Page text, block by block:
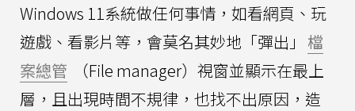
Windows 11系統做任何事情，如看網頁、玩
遊戲、看影片等，會莫名其妙地「彈出」 檔
案總管
（File manager）視窗並顯示在最上
層，且出現時間不規律，也找不出原因，造